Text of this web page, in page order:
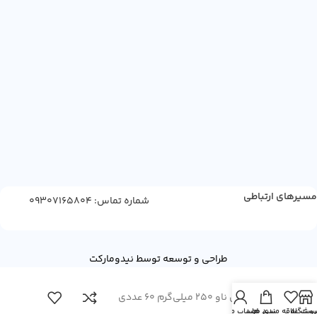
مسیرهای ارتباطی شماره تماس: 09307165804
طراحی و توسعه توسط نیدومارکت
علاقه مندی ها
سبد خریدحساب من
گلوتاتیون ناو 250 میلی‌گرم 60 عددی